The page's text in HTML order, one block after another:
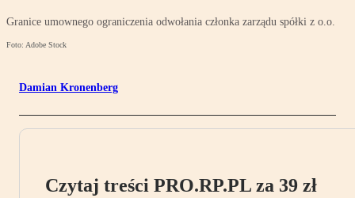
Granice umownego ograniczenia odwołania członka zarządu spółki z o.o.
Foto: Adobe Stock
Damian Kronenberg
Czytaj treści PRO.RP.PL za 39 zł